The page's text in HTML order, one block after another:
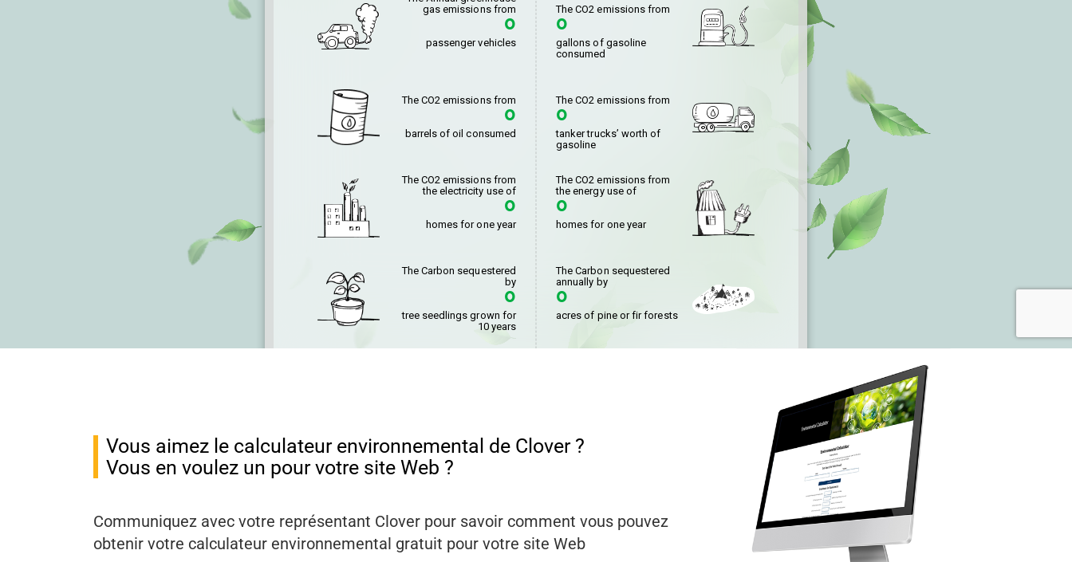
Vous aimez le calculateur environnemental de Clover ?
Vous en voulez un pour votre site Web ?
Communiquez avec votre représentant Clover pour savoir comment vous pouvez
obtenir votre calculateur environnemental gratuit pour votre site Web